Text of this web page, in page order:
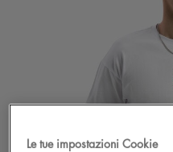
Le tue impostazioni Cookie